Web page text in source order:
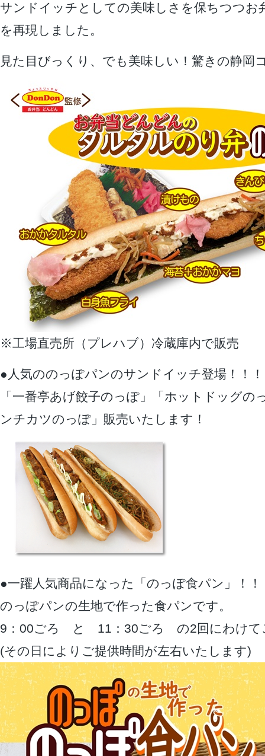
サンドイッチとしての美味しさを保ちつつお
を再現しました。
見た目びっくり、でも美味しい！驚きの静岡
※工場直売所（プレハブ）冷蔵庫内で販売
●人気ののっぽパンのサンドイッチ登場！！！
「一番亭あげ餃子のっぽ」「ホットドッグの
ンチカツのっぽ」販売いたします！
●一躍人気商品になった「のっぽ食パン」！！
のっぽパンの生地で作った食パンです。
9：00ごろ と 11：30ごろ の2回にわけて
(その日によりご提供時間が左右いたします)